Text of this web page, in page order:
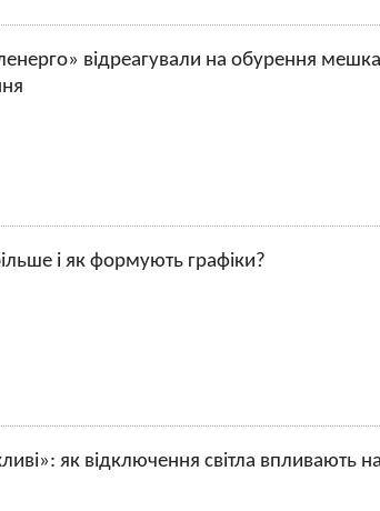
відреагували на обурення
і як формують графіки?
як відключення світла впливають на